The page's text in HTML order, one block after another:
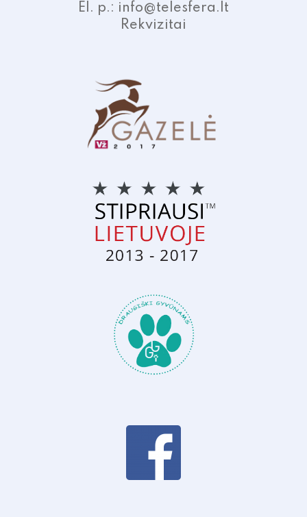
El. p.: info@telesfera.lt
Rekvizitai